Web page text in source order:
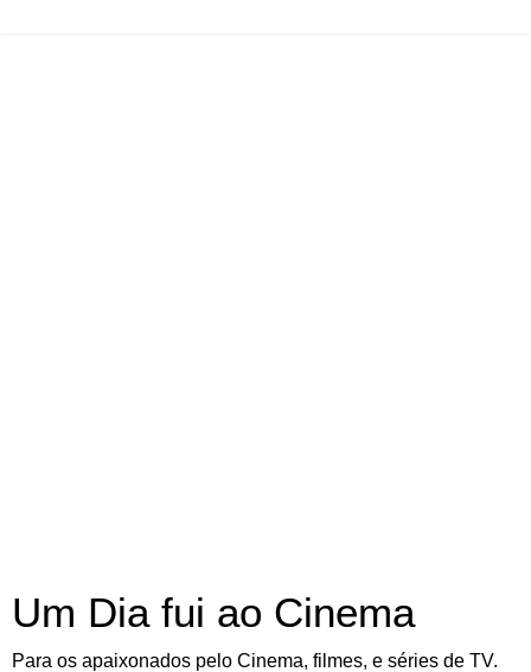
Um Dia fui ao Cinema
Para os apaixonados pelo Cinema, filmes, e séries de TV.